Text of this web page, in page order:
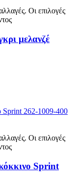
Οι επιλογές
μελανζέ
Οι επιλογές
Sprint